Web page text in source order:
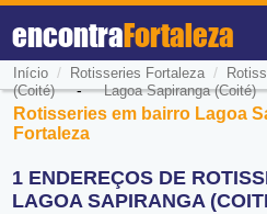
encontraFortaleza
Início / Rotisseries Fortaleza/
(Coité)-Lagoa Sapiranga (Coité)
Rotisseries em bairro Lagoa
Fortaleza
1 ENDEREÇOS DE
LAGOA SAPIRANGA